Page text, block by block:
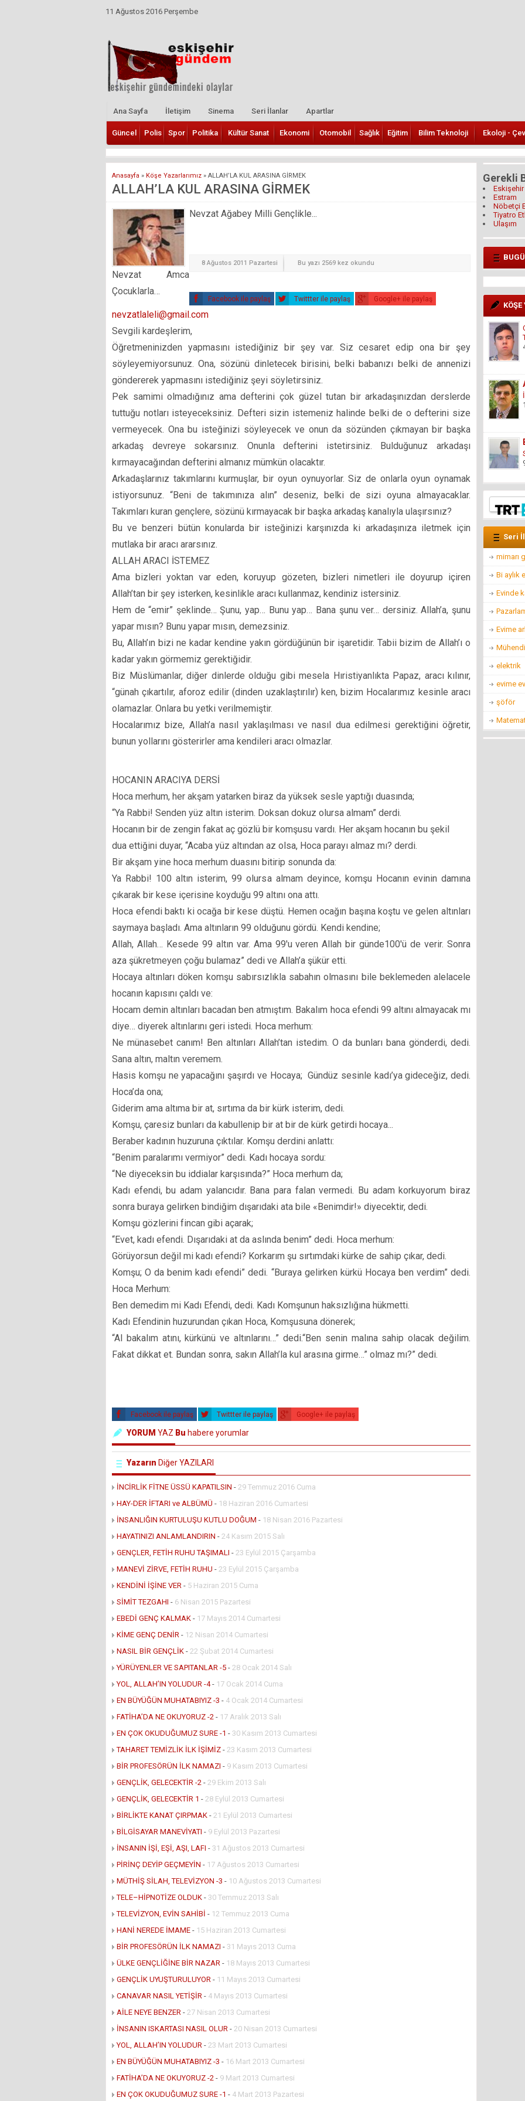
11 Ağustos 2016 Perşembe
Ana Sayfa İletişim Sinema Seri İlanlar Apartlar
Güncel Polis Spor Politika Kültür Sanat Ekonomi Otomobil Sağlık Eğitim Bilim Teknoloji Ekoloji -
Anasayfa » Köşe Yazarlarımız » ALLAH’LA KUL ARASINA GİRMEK
ALLAH’LA KUL ARASINA GİRMEK
Nevzat Ağabey Milli Gençlikle...
8 Ağustos 2011 Pazartesi Bu yazı 2569 kez okundu
Facebook ile paylaş Twittter ile paylaş Google+ ile paylaş
Nevzat Amca
Çocuklarla…
nevzatlaleli@gmail.com
Sevgili kardeşlerim,
Öğretmeninizden yapmasını istediğiniz bir şey var. Siz cesaret edip ona bir şey
söyleyemiyorsunuz. Ona, sözünü dinletecek birisini, belki babanızı belki de annenizi
göndererek yapmasını istediğiniz şeyi söyletirsiniz.
Pek samimi olmadığınız ama defterini çok güzel tutan bir arkadaşınızdan derslerde
tuttuğu notları isteyeceksiniz. Defteri sizin istemeniz halinde belki de o defterini size
vermeyecek. Ona bu isteğinizi söyleyecek ve onun da sözünden çıkmayan bir başka
arkadaş devreye sokarsınız. Onunla defterini istetirsiniz. Bulduğunuz arkadaşı
kırmayacağından defterini almanız mümkün olacaktır.
Arkadaşlarınız takımlarını kurmuşlar, bir oyun oynuyorlar. Siz de onlarla oyun oynamak
istiyorsunuz. “Beni de takımınıza alın” deseniz, belki de sizi oyuna almayacaklar.
Takımları kuran gençlere, sözünü kırmayacak bir başka arkadaş kanalıyla ulaşırsınız?
Bu ve benzeri bütün konularda bir isteğinizi karşınızda ki arkadaşınıza iletmek için
mutlaka bir aracı ararsınız.
ALLAH ARACI İSTEMEZ
Ama bizleri yoktan var eden, koruyup gözeten, bizleri nimetleri ile doyurup içiren
Allah’tan bir şey isterken, kesinlikle aracı kullanmaz, kendiniz istersiniz.
Hem de “emir” şeklinde… Şunu, yap… Bunu yap… Bana şunu ver… dersiniz. Allah’a, şunu
yapar mısın? Bunu yapar mısın, demezsiniz.
Bu, Allah’ın bizi ne kadar kendine yakın gördüğünün bir işaretidir. Tabii bizim de Allah’ı o
kadar yakın görmemiz gerektiğidir.
Biz Müslümanlar, diğer dinlerde olduğu gibi mesela Hıristiyanlıkta Papaz, aracı kılınır,
“günah çıkartılır, aforoz edilir (dinden uzaklaştırılır) ken, bizim Hocalarımız kesinle aracı
olamazlar. Onlara bu yetki verilmemiştir.
Hocalarımız bize, Allah’a nasıl yaklaşılması ve nasıl dua edilmesi gerektiğini öğretir,
bunun yollarını gösterirler ama kendileri aracı olmazlar.
HOCANIN ARACIYA DERSİ
Hoca merhum, her akşam yatarken biraz da yüksek sesle yaptığı duasında;
“Ya Rabbi! Senden yüz altın isterim. Doksan dokuz olursa almam” derdi.
Hocanın bir de zengin fakat aç gözlü bir komşusu vardı. Her akşam hocanın bu şekil
dua ettiğini duyar, “Acaba yüz altından az olsa, Hoca parayı almaz mı? derdi.
Bir akşam yine hoca merhum duasını bitirip sonunda da:
Ya Rabbi! 100 altın isterim, 99 olursa almam deyince, komşu Hocanın evinin damına
çıkarak bir kese içerisine koyduğu 99 altını ona attı.
Hoca efendi baktı ki ocağa bir kese düştü. Hemen ocağın başına koştu ve gelen altınları
saymaya başladı. Ama altınların 99 olduğunu gördü. Kendi kendine;
Allah, Allah… Kesede 99 altın var. Ama 99'u veren Allah bir günde100'ü de verir. Sonra
aza şükretmeyen çoğu bulamaz” dedi ve Allah’a şükür etti.
Hocaya altınları döken komşu sabırsızlıkla sabahın olmasını bile beklemeden alelacele
hocanın kapısını çaldı ve:
Hocam demin altınları bacadan ben atmıştım. Bakalım hoca efendi 99 altını almayacak mı
diye… diyerek altınlarını geri istedi. Hoca merhum:
Ne münasebet canım! Ben altınları Allah’tan istedim. O da bunları bana gönderdi, dedi.
Sana altın, maltın veremem.
Hasis komşu ne yapacağını şaşırdı ve Hocaya; Gündüz sesinle kadı’ya gideceğiz, dedi.
Hoca’da ona;
Giderim ama altıma bir at, sırtıma da bir kürk isterim, dedi.
Komşu, çaresiz bunları da kabullenip bir at bir de kürk getirdi hocaya...
Beraber kadının huzuruna çıktılar. Komşu derdini anlattı:
“Benim paralarımı vermiyor” dedi. Kadı hocaya sordu:
“Ne diyeceksin bu iddialar karşısında?” Hoca merhum da;
Kadı efendi, bu adam yalancıdır. Bana para falan vermedi. Bu adam korkuyorum biraz
sonra buraya gelirken bindiğim dışarıdaki ata bile «Benimdir!» diyecektir, dedi.
Komşu gözlerini fincan gibi açarak;
“Evet, kadı efendi. Dışarıdaki at da aslında benim” dedi. Hoca merhum:
Görüyorsun değil mi kadı efendi? Korkarım şu sırtımdaki kürke de sahip çıkar, dedi.
Komşu; O da benim kadı efendi” dedi. “Buraya gelirken kürkü Hocaya ben verdim” dedi.
Hoca Merhum:
Ben demedim mi Kadı Efendi, dedi. Kadı Komşunun haksızlığına hükmetti.
Kadı Efendinin huzurundan çıkan Hoca, Komşusuna dönerek;
“Al bakalım atını, kürkünü ve altınlarını…” dedi.“Ben senin malına sahip olacak değilim.
Fakat dikkat et. Bundan sonra, sakın Allah’la kul arasına girme…” olmaz mı?” dedi.
Facebook ile paylaş Twittter ile paylaş Google+ ile paylaş
YORUM YAZ Bu habere yorumlar
Yazarın Diğer YAZILARI
İNCİRLİK FİTNE ÜSSÜ KAPATILSIN - 29 Temmuz 2016 Cuma
HAY-DER İFTARI ve ALBÜMÜ - 18 Haziran 2016 Cumartesi
İNSANLIĞIN KURTULUŞU KUTLU DOĞUM - 18 Nisan 2016 Pazartesi
HAYATINIZI ANLAMLANDIRIN - 24 Kasım 2015 Salı
GENÇLER, FETİH RUHU TAŞIMALI - 23 Eylül 2015 Çarşamba
MANEVİ ZİRVE, FETİH RUHU - 23 Eylül 2015 Çarşamba
KENDİNİ İŞİNE VER - 5 Haziran 2015 Cuma
SİMİT TEZGAHI - 6 Nisan 2015 Pazartesi
EBEDİ GENÇ KALMAK - 17 Mayıs 2014 Cumartesi
KİME GENÇ DENİR - 12 Nisan 2014 Cumartesi
NASIL BİR GENÇLİK - 22 Şubat 2014 Cumartesi
YÜRÜYENLER VE SAPITANLAR -5 - 28 Ocak 2014 Salı
YOL, ALLAH’IN YOLUDUR -4- 17 Ocak 2014 Cuma
EN BÜYÜĞÜN MUHATABIYIZ -3 - 4 Ocak 2014 Cumartesi
FATİHA’DA NE OKUYORUZ -2 - 17 Aralık 2013 Salı
EN ÇOK OKUDUĞUMUZ SURE -1 - 30 Kasım 2013 Cumartesi
TAHARET TEMİZLİK İLK İŞİMİZ - 23 Kasım 2013 Cumartesi
BİR PROFESÖRÜN İLK NAMAZI - 9 Kasım 2013 Cumartesi
GENÇLİK, GELECEKTİR -2 - 29 Ekim 2013 Salı
GENÇLİK, GELECEKTİR 1 - 28 Eylül 2013 Cumartesi
BİRLİKTE KANAT ÇIRPMAK - 21 Eylül 2013 Cumartesi
BİLGİSAYAR MANEVİYATI - 9 Eylül 2013 Pazartesi
İNSANIN İŞİ, EŞİ, AŞI, LAFI - 31 Ağustos 2013 Cumartesi
PİRİNÇ DEYİP GEÇMEYİN - 17 Ağustos 2013 Cumartesi
MÜTHİŞ SİLAH, TELEVİZYON -3 - 10 Ağustos 2013 Cumartesi
TELE–HİPNOTİZE OLDUK - 30 Temmuz 2013 Salı
TELEVİZYON, EVİN SAHİBİ - 12 Temmuz 2013 Cuma
HANİ NEREDE İMAME - 15 Haziran 2013 Cumartesi
BİR PROFESÖRÜN İLK NAMAZI - 31 Mayıs 2013 Cuma
ÜLKE GENÇLİĞİNE BİR NAZAR - 18 Mayıs 2013 Cumartesi
GENÇLİK UYUŞTURULUYOR - 11 Mayıs 2013 Cumartesi
CANAVAR NASIL YETİŞİR - 4 Mayıs 2013 Cumartesi
AİLE NEYE BENZER - 27 Nisan 2013 Cumartesi
İNSANIN ISKARTASI NASIL OLUR - 20 Nisan 2013 Cumartesi
YOL, ALLAH’IN YOLUDUR - 23 Mart 2013 Cumartesi
EN BÜYÜĞÜN MUHATABIYIZ -3 - 16 Mart 2013 Cumartesi
FATİHA’DA NE OKUYORUZ -2 - 9 Mart 2013 Cumartesi
EN ÇOK OKUDUĞUMUZ SURE -1 - 4 Mart 2013 Pazartesi
Gerekli
Estram
Nöbetçi
Tiyatro
Ulaşım
Seri
mimarı
Bi aylık
Evinde
Evime
elektrik
evime
şöför